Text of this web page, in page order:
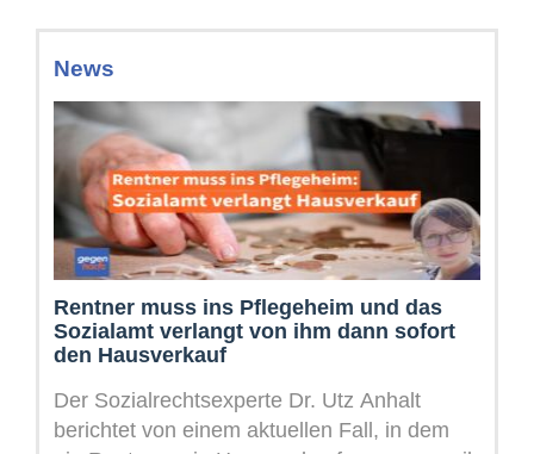
News
Rentner muss ins Pflegeheim und das
Sozialamt verlangt von ihm dann sofort
den Hausverkauf
Der Sozialrechtsexperte Dr. Utz Anhalt
berichtet von einem aktuellen Fall, in dem